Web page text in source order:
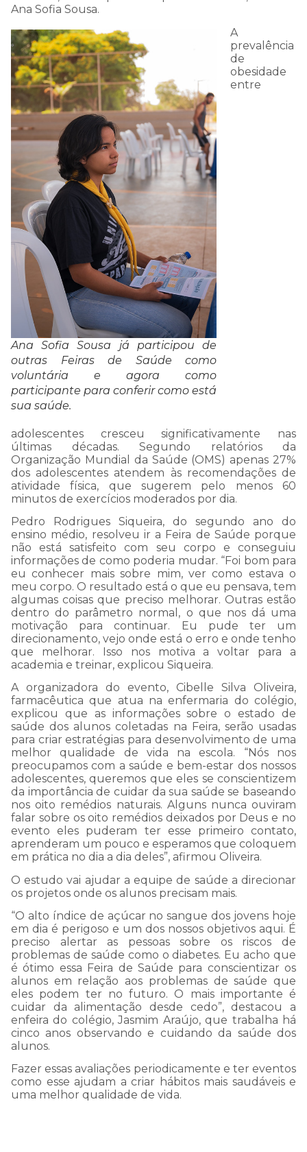
Ana Sofia Sousa.
Ana Sofia Sousa já participou de
outras Feiras de Saúde como
voluntária e agora como
participante para conferir como está
sua saúde.
A
prevalência
de
obesidade
entre
adolescentes cresceu significativamente nas
últimas décadas. Segundo relatórios da
Organização Mundial da Saúde (OMS) apenas 27%
dos adolescentes atendem às recomendações de
atividade física, que sugerem pelo menos 60
minutos de exercícios moderados por dia.
Pedro Rodrigues Siqueira, do segundo ano do
ensino médio, resolveu ir a Feira de Saúde porque
não está satisfeito com seu corpo e conseguiu
informações de como poderia mudar. “Foi bom para
eu conhecer mais sobre mim, ver como estava o
meu corpo. O resultado está o que eu pensava, tem
algumas coisas que preciso melhorar. Outras estão
dentro do parâmetro normal, o que nos dá uma
motivação para continuar. Eu pude ter um
direcionamento, vejo onde está o erro e onde tenho
que melhorar. Isso nos motiva a voltar para a
academia e treinar, explicou Siqueira.
A organizadora do evento, Cibelle Silva Oliveira,
farmacêutica que atua na enfermaria do colégio,
explicou que as informações sobre o estado de
saúde dos alunos coletadas na Feira, serão usadas
para criar estratégias para desenvolvimento de uma
melhor qualidade de vida na escola. “Nós nos
preocupamos com a saúde e bem-estar dos nossos
adolescentes, queremos que eles se conscientizem
da importância de cuidar da sua saúde se baseando
nos oito remédios naturais. Alguns nunca ouviram
falar sobre os oito remédios deixados por Deus e no
evento eles puderam ter esse primeiro contato,
aprenderam um pouco e esperamos que coloquem
em prática no dia a dia deles”, afirmou Oliveira.
O estudo vai ajudar a equipe de saúde a direcionar
os projetos onde os alunos precisam mais.
“O alto índice de açúcar no sangue dos jovens hoje
em dia é perigoso e um dos nossos objetivos aqui. É
preciso alertar as pessoas sobre os riscos de
problemas de saúde como o diabetes. Eu acho que
é ótimo essa Feira de Saúde para conscientizar os
alunos em relação aos problemas de saúde que
eles podem ter no futuro. O mais importante é
cuidar da alimentação desde cedo”, destacou a
enfeira do colégio, Jasmim Araújo, que trabalha há
cinco anos observando e cuidando da saúde dos
alunos.
Fazer essas avaliações periodicamente e ter eventos
como esse ajudam a criar hábitos mais saudáveis e
uma melhor qualidade de vida.
COMUNICADO
Estamos passando por uma
instabilidade em nosso
talvez nossa resposta a sua
mensagem demore mais que
normal.
Por isso, pedimos sua
e informamos que estamos
trabalhando arduamente para
resolver esta questão!